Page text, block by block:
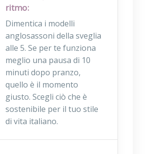
ritmo:
Dimentica i modelli
anglosassoni della sveglia
alle 5. Se per te funziona
meglio una pausa di 10
minuti dopo pranzo,
quello è il momento
giusto. Scegli ciò che è
sostenibile per il tuo stile
di vita italiano.